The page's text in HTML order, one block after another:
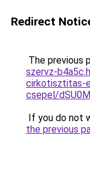
Redirect
The previous
szervz-
cirkotisztitas-
csepel/
If you do not
the previous